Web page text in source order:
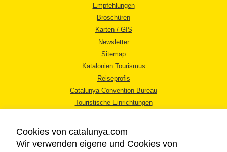
Empfehlungen
Broschüren
Karten / GIS
Newsletter
Sitemap
Katalonien Tourismus
Reiseprofis
Catalunya Convention Bureau
Touristische Einrichtungen
Cookies von catalunya.com
Wir verwenden eigene und Cookies von